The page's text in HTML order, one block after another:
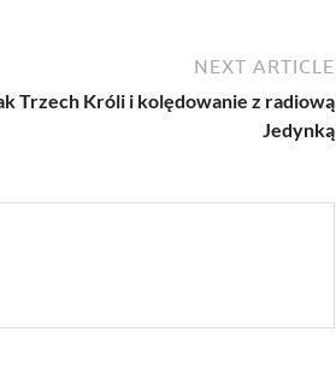
NEXT ARTICLE
Trzech Króli i kolędowanie z radiową
Jedynką